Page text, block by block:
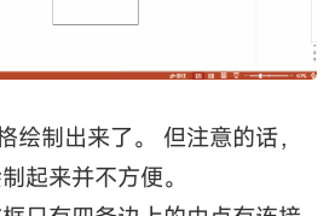
绘制出来了。 但注意的话，
起来并不方便。